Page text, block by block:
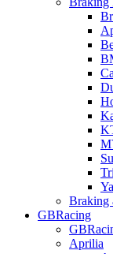
Braking
GBRacing
Aprilia